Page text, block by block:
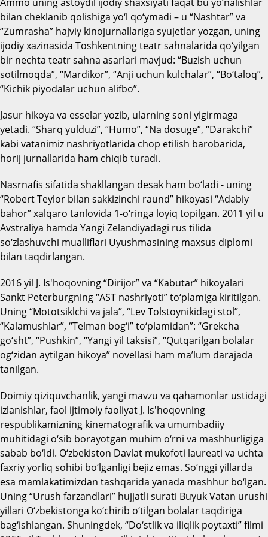
bilan cheklanib qolishiga yo‘l qo‘ymadi – u “Nashtar” va
“Zumrasha” hajviy kinojurnallariga syujetlar yozgan, uning
ijodiy xazinasida Toshkentning teatr sahnalarida qo‘yilgan
bir nechta teatr sahna asarlari mavjud: “Buzish uchun
sotilmoqda”, “Mardikor”, “Anji uchun kulchalar”, “Bo‘taloq”,
“Kichik piyodalar uchun alifbo”.
Jasur hikoya va esselar yozib, ularning soni yigirmaga
yetadi. “Sharq yulduzi”, “Humo”, “Na dosuge”, “Darakchi”
kabi vatanimiz nashriyotlarida chop etilish barobarida,
horij jurnallarida ham chiqib turadi.
Nasrnafis sifatida shakllangan desak ham bo‘ladi - uning
“Robert Teylor bilan sakkizinchi raund” hikoyasi “Adabiy
bahor” xalqaro tanlovida 1-o‘ringa loyiq topilgan. 2011 yil u
Avstraliya hamda Yangi Zelandiyadagi rus tilida
so‘zlashuvchi mualliflari Uyushmasining maxsus diplomi
bilan taqdirlangan.
2016 yil J. Is'hoqovning “Dirijоr” va “Kabutar” hikoyalari
Sankt Peterburgning “AST nashriyoti” to‘plamiga kiritilgan.
Uning “Mototsiklchi va jala”, “Lev Tolstoynikidagi stol”,
“Kalamushlar”, “Telman bog‘i” to‘plamidan”: “Grekcha
go‘sht”, “Pushkin”, “Yangi yil taksisi”, “Qutqarilgan bolalar
og‘zidan aytilgan hikoya” novellasi ham ma’lum darajada
tanilgan.
Doimiy qiziquvchanlik, yangi mavzu va qahamonlar ustidagi
izlanishlar, faol ijtimoiy faoliyat J. Is'hoqovning
respublikamizning kinematografik va umumbadiiy
muhitidagi o‘sib borayotgan muhim o‘rni va mashhurligiga
sabab bo‘ldi. O‘zbekiston Davlat mukofoti laureati va uchta
faхriy yorliq sohibi bo‘lganligi bejiz emas. So‘nggi yillarda
esa mamlakatimizdan tashqarida yanada mashhur bo‘lgan.
Uning “Urush farzandlari” hujjatli surati Buyuk Vatan urushi
yillari O‘zbekistonga ko‘chirib o‘tilgan bolalar taqdiriga
bag‘ishlangan. Shuningdek, “Do‘stlik va iliqlik pоytaxti” filmi